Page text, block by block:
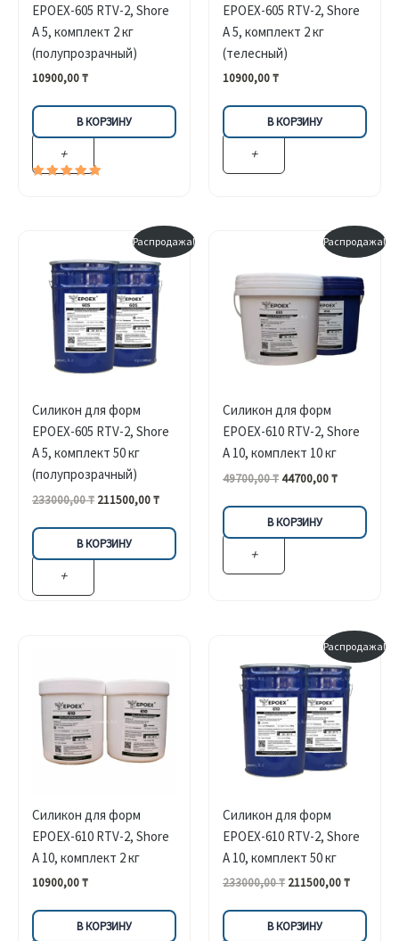
EPOEX-605 RTV-2, Shore
A 5, комплект 2 кг
(полупрозрачный)
10900,00₸
В КОРЗИНУ
+
EPOEX-605 RTV-2, Shore
A 5, комплект 2 кг
(телесный)
10900,00₸
В КОРЗИНУ
+
Распродажа!
Силикон для форм
EPOEX-605 RTV-2, Shore
A 5, комплект 50 кг
(полупрозрачный)
233000,00₸ Первоначальная
составляла
233000,00 ₸.
211500,00₸Текущая
211500,00 ₸.
В КОРЗИНУ
+
Распродажа!
Силикон для форм
EPOEX-610 RTV-2, Shore
A 10, комплект 10 кг
49700,00₸Первоначальная
составляла
49700,00 ₸.
44700,00₸Текущая
44700,00 ₸.
В КОРЗИНУ
+
Силикон для форм
EPOEX-610 RTV-2, Shore
A 10, комплект 2 кг
10900,00₸
В КОРЗИНУ
Распродажа!
Силикон для форм
EPOEX-610 RTV-2, Shore
A 10, комплект 50 кг
233000,00₸ Первоначальная
составляла
233000,00 ₸.
211500,00₸Текущая
В КОРЗИНУ